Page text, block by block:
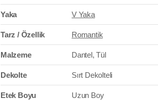
Yaka V Yaka
Tarz / Özellik Romantik
Malzeme Dantel, Tül
Dekolte Sırt Dekolteli
Etek Boyu Uzun Boy